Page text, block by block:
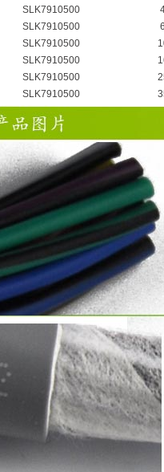
SLK7910500
SLK7910500
SLK7910500
SLK7910500
SLK7910500
SLK7910500